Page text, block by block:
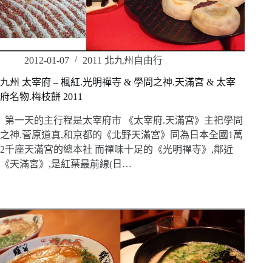
2012-01-07 2011 北九州自由行
九州 太宰府 – 楓紅.光明禪寺 & 學問之神.天滿宮 & 太宰
府名物.梅枝餅 2011
第一天的主行程是太宰府市 《太宰府.天滿宮》主祀學問
之神.菅原道真,和京都的《北野天滿宮》同為日本全國1萬
2千座天滿宮的總本社 而禪味十足的《光明禪寺》,鄰近
《天滿宮》,是紅葉最前線(日…